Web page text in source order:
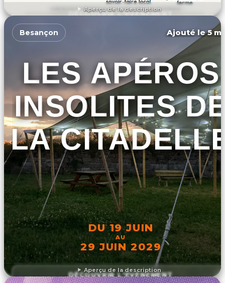
Aperçu de la description
DÉCOUVRIR L'ÉVÉNEMENT
Aperçu de la description
Besançon Ajouté le 5
LES APÉROS
INSOLITES
LA
DU 19 JUIN
AU
29 JUIN 2029
DÉCOUVRIR L'ÉVÉNEMENT